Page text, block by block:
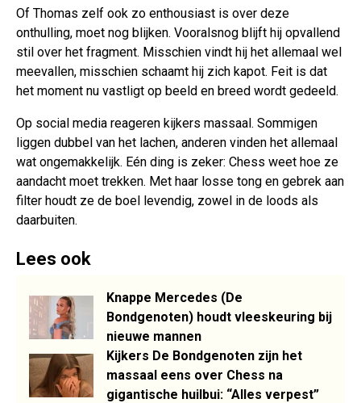
Of Thomas zelf ook zo enthousiast is over deze
onthulling, moet nog blijken. Vooralsnog blijft hij opvallend
stil over het fragment. Misschien vindt hij het allemaal wel
meevallen, misschien schaamt hij zich kapot. Feit is dat
het moment nu vastligt op beeld en breed wordt gedeeld.
Op social media reageren kijkers massaal. Sommigen
liggen dubbel van het lachen, anderen vinden het allemaal
wat ongemakkelijk. Eén ding is zeker: Chess weet hoe ze
aandacht moet trekken. Met haar losse tong en gebrek aan
filter houdt ze de boel levendig, zowel in de loods als
daarbuiten.
Lees ook
Knappe Mercedes (De
Bondgenoten) houdt vleeskeuring bij
nieuwe mannen
Kijkers De Bondgenoten zijn het
massaal eens over Chess na
gigantische huilbui: “Alles verpest”